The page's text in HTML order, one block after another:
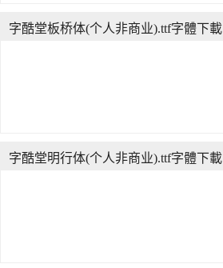
字酷堂板桥体(个人非商业).ttf字體下載
字酷堂明行体(个人非商业).ttf字體下載